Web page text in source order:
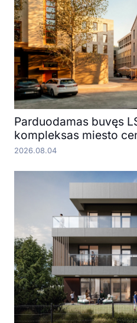
Parduodamas buvęs
kompleksas miesto
2026.08.04